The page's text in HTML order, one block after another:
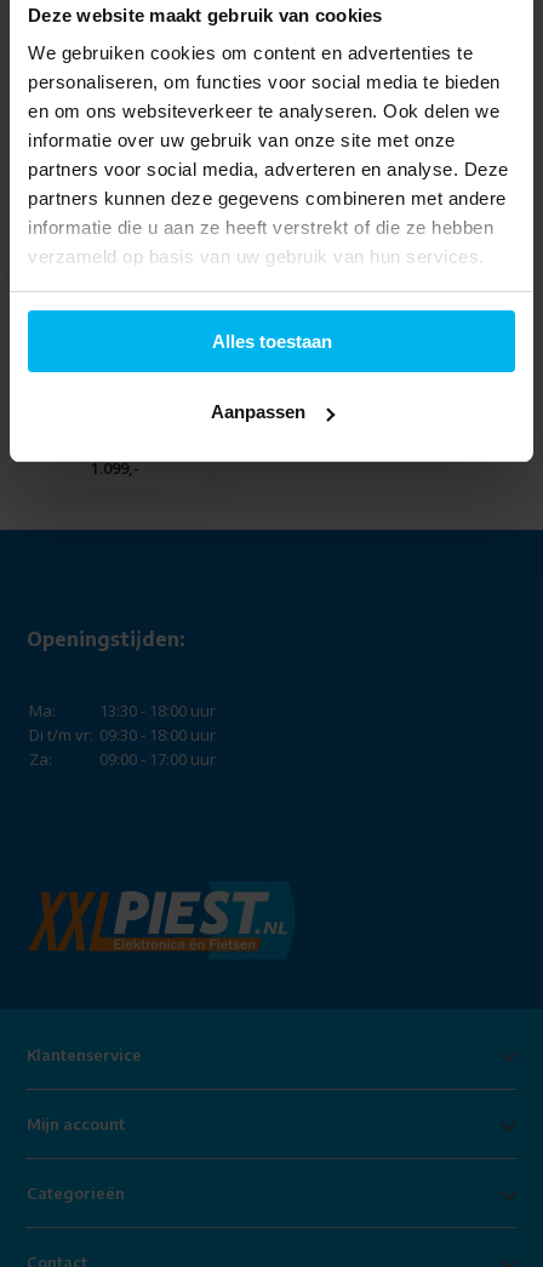
Deze website maakt gebruik van cookies
We gebruiken cookies om content en advertenties te
personaliseren, om functies voor social media te bieden
en om ons websiteverkeer te analyseren. Ook delen we
informatie over uw gebruik van onze site met onze
partners voor social media, adverteren en analyse. Deze
partners kunnen deze gegevens combineren met andere
informatie die u aan ze heeft verstrekt of die ze hebben
verzameld op basis van uw gebruik van hun services.
Alles toestaan
Aanpassen
Productomschrijving
Specificaties
Delen
Laatst bekeken
1.099,-
Openingstijden:
Ma:
13:30 - 18:00 uur
Di t/m vr: 09:30 - 18:00 uur
Za:
09:00 - 17:00 uur
Klantenservice
Mijn account
Categorieën
Contact